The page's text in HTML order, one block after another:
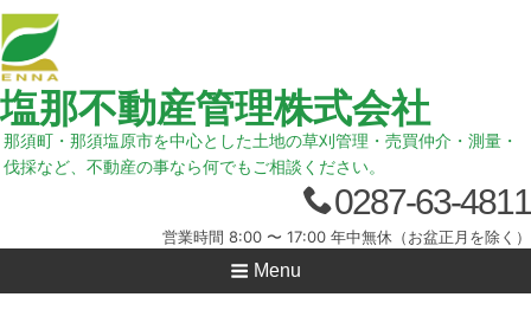
塩那不動産管理株式会社
那須町・那須塩原市を中心とした土地の草刈管理・売買仲介・測量・
伐採など、不動産の事なら何でもご相談ください。
0287-63-4811
営業時間 8:00 〜 17:00 年中無休（お盆正月を除く）
Menu